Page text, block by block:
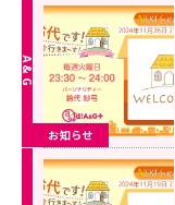
お知らせ